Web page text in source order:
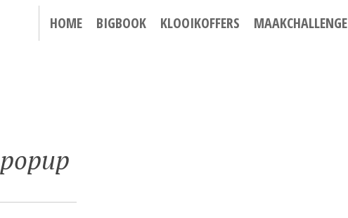
HOME BIGBOOK KLOOIKOFFERS MAAKCHALLENGE
popup